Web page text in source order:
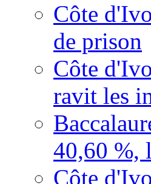
Côte
de prison
Côte
ravit les
40,60 %,
Côte